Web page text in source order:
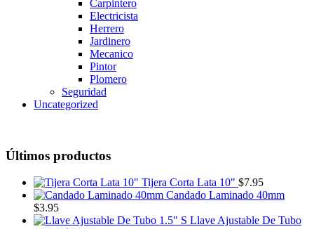
Carpintero
Electricista
Herrero
Jardinero
Mecanico
Pintor
Plomero
Seguridad
Uncategorized
Últimos productos
Tijera Corta Lata 10" $7.95
Candado Laminado 40mm
$3.95
Llave Ajustable De Tubo